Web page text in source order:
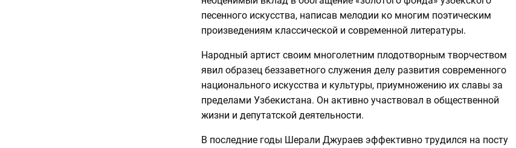
песенного искусства, написав мелодии ко многим поэтическим
произведениям классической и современной литературы.
Народный артист своим многолетним плодотворным творчеством
явил образец беззаветного служения делу развития современного
национального искусства и культуры, приумножению их славы за
пределами Узбекистана. Он активно участвовал в общественной
жизни и депутатской деятельности.
В последние годы Шерали Джураев эффективно трудился на посту